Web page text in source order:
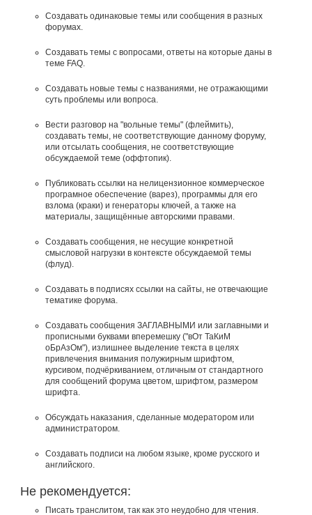
Создавать одинаковые темы или сообщения в разных
форумах.
Создавать темы с вопросами, ответы на которые даны в
теме FAQ.
Создавать новые темы с названиями, не отражающими
суть проблемы или вопроса.
Вести разговор на "вольные темы" (флеймить),
создавать темы, не соответствующие данному форуму,
или отсылать сообщения, не соответствующие
обсуждаемой теме (оффтопик).
Публиковать ссылки на нелицензионное коммерческое
програмное обеспечение (варез), программы для его
взлома (краки) и генераторы ключей, а также на
материалы, защищённые авторскими правами.
Создавать сообщения, не несущие конкретной
смысловой нагрузки в контексте обсуждаемой темы
(флуд).
Создавать в подписях ссылки на сайты, не отвечающие
тематике форума.
Cоздавать сообщения ЗАГЛАВНЫМИ или заглавными и
прописными буквами вперемешку ("вОт ТаКиМ
оБрАзОм"), излишнее выделение текста в целях
привлечения внимания полужирным шрифтом,
курсивом, подчёркиванием, отличным от стандартного
для сообщений форума цветом, шрифтом, размером
шрифта.
Обсуждать наказания, сделанные модератором или
администратором.
Создавать подписи на любом языке, кроме русского и
английского.
Не рекомендуется:
Писать транслитом, так как это неудобно для чтения.